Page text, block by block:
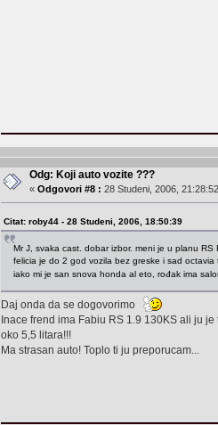
Odg: Koji auto vozite ???
«Odgovori #8 : 28 Studeni, 2006,
Citat: roby44 - 28 Studeni, 2006, 18:50:39
Mr J, svaka cast. dobar izbor. meni je u planu
felicia je do 2 god vozila bez greske i sad
iako mi je san snova honda al eto, rođak ima
Daj onda da se dogovorimo
Inace frend ima Fabiu RS 1.9 130KS ali ju
oko 5,5 litara!!!
Ma strasan auto! Toplo ti ju preporucam...